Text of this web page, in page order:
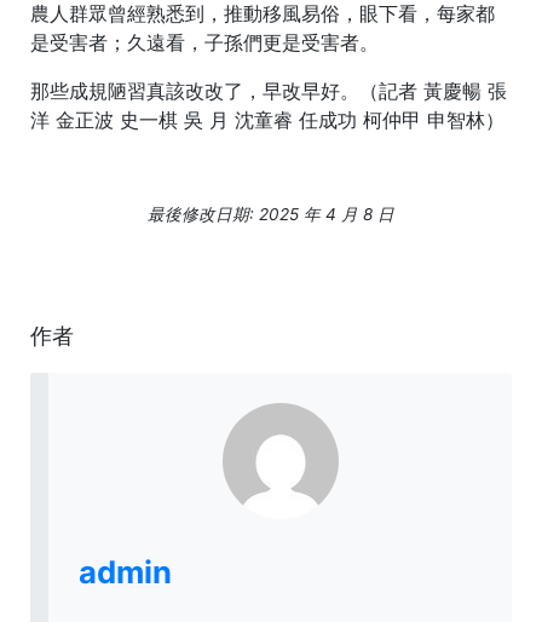
農人群眾曾經熟悉到，推動移風易俗，眼下看，每家都
是受害者；久遠看，子孫們更是受害者。
那些成規陋習真該改改了，早改早好。（記者 黃慶暢 張
洋 金正波 史一棋 吳 月 沈童睿 任成功 柯仲甲 申智林）
最後修改日期: 2025 年 4 月 8 日
作者
admin